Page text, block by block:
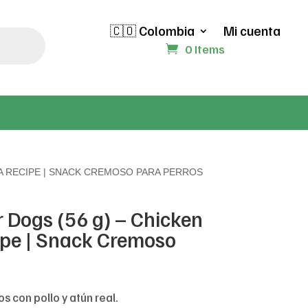
🇨🇴 Colombia Mi cuenta
0 Items
| SNACK CREMOSO PARA PERROS
(56 g) – Chicken
| Snack Cremoso
con pollo y atún real.